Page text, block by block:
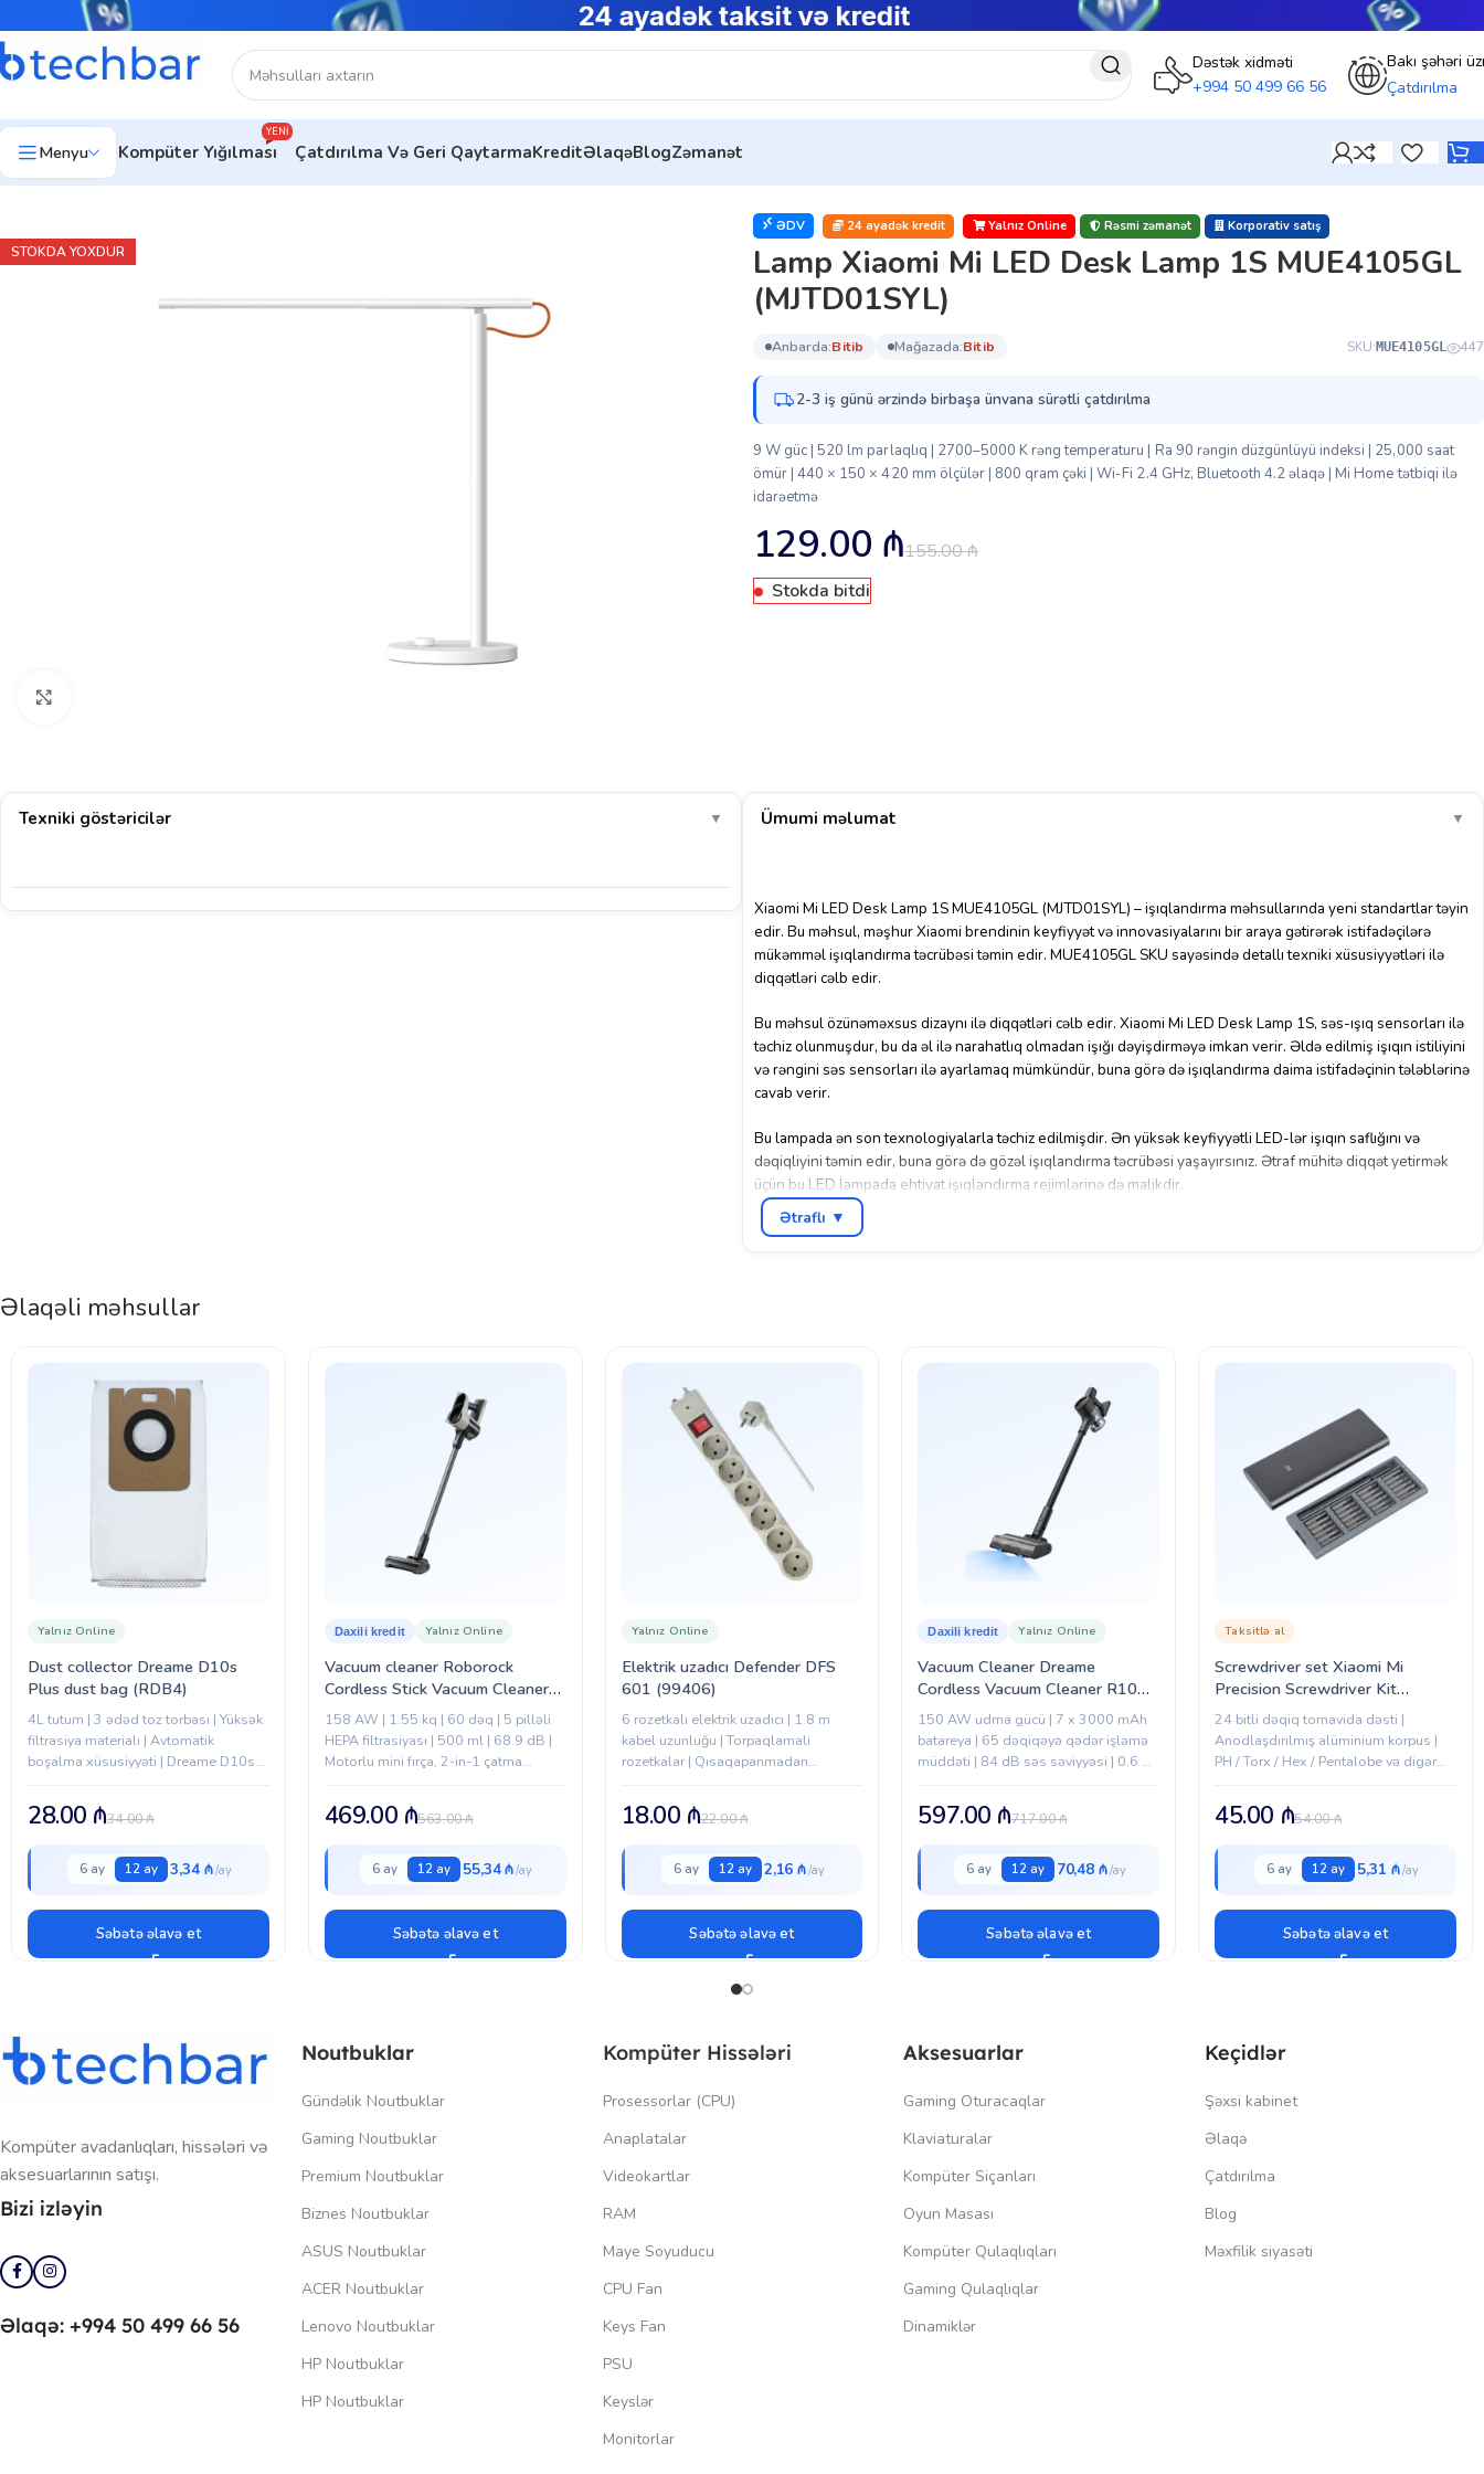
Dəstək xidməti
+994 50 499 66 56
Bakı şəhəri
Çatdırılma
Menyu Kompüter Yığılması
YENI
Çatdırılma Və Geri QaytarmaKreditƏlaqəBlogZəmanət
Ev Ev üçün texnologiya
STOKDA YOXDUR
ƏDV 24 ayadək kredit Yalnız Online Rəsmi zəmanət Korporativ satış
Lamp Xiaomi Mi LED Desk Lamp 1S MUE4105GL
(MJTD01SYL)
anbarda: bi̇ti̇b mağazada: bi̇ti̇b SKU:MUE4105GL 447
2-3 iş günü ərzində birbaşa ünvana sürətli çatdırılma
9 W güc | 520 lm parlaqlıq | 2700–5000 K rəng temperaturu | Ra 90 rəngin düzgünlüyü indeksi | 25,000 saat
ömür | 440 × 150 × 420 mm ölçülər | 800 qram çəki | Wi-Fi 2.4 GHz, Bluetooth 4.2 əlaqə | Mi Home tətbiqi ilə
idarəetmə
155.00₼
129.00 ₼
Stokda bitdi
Texniki göstəricilər ▼ Ümumi məlumat ▼
Xiaomi Mi LED Desk Lamp 1S MUE4105GL (MJTD01SYL) – işıqlandırma məhsullarında yeni standartlar təyin
edir. Bu məhsul, məşhur Xiaomi brendinin keyfiyyət və innovasiyalarını bir araya gətirərək istifadəçilərə
mükəmməl işıqlandırma təcrübəsi təmin edir. MUE4105GL SKU sayəsində detallı texniki xüsusiyyətləri ilə
diqqətləri cəlb edir.
Bu məhsul özünəməxsus dizaynı ilə diqqətləri cəlb edir. Xiaomi Mi LED Desk Lamp 1S, səs-ışıq sensorları ilə
təchiz olunmuşdur, bu da əl ilə narahatlıq olmadan işığı dəyişdirməyə imkan verir. Əldə edilmiş işıqın istiliyini
və rəngini səs sensorları ilə ayarlamaq mümkündür, buna görə də işıqlandırma daima istifadəçinin tələblərinə
cavab verir.
Bu lampada ən son texnologiyalarla təchiz edilmişdir. Ən yüksək keyfiyyətli LED-lər işıqın saflığını və
dəqiqliyini təmin edir, buna görə də gözəl işıqlandırma təcrübəsi yaşayırsınız. Ətraf mühitə diqqət yetirmək
üçün bu LED lampada ehtiyat işıqlandırma rejimlərinə də malikdir.
Ətraflı ▼
Əlaqəli məhsullar
Dust collector Dreame D10s
Plus dust bag (RDB4)
Yalnız Online
4L tutum | 3 ədəd toz torbası | Yüksək
filtrasiya materialı | Avtomatik
boşalma xüsusiyyəti | Dreame D10s
dəyişdirilə bilən
34.00₼
28.00 ₼
6 ay 12 ay 3,34 ₼
Səbətə əlavə et
Vacuum cleaner Roborock
Cordless Stick Vacuum Cleaner
H5 RU Черный (H8D1A51-07)
Daxili kredit Yalnız Online
158 AW | 1.55 kq | 60 dəq | 5 pilləli
HEPA filtrasiyası | 500 ml | 68.9 dB |
Motorlu mini fırça, 2-in-1 çatma
563.00₼
469.00 ₼
6 ay 12 ay 55,34 ₼
Səbətə əlavə et
Elektrik uzadıcı Defender DFS
601 (99406)
Yalnız Online
6 rozetkalı elektrik uzadıcı | 1.8 m
kabel uzunluğu | Torpaqlamalı
rozetkalar | Qısaqapanmadan
yüklənmədən qorunma | Gərginlik
sıçrayışlarına qarşı müdafiə
22.00₼
18.00 ₼
6 ay 12 ay 2,16 ₼
Səbətə əlavə et
Vacuum Cleaner Dreame
Cordless Vacuum Cleaner R10
Pro Aqua (VZV15A)
Daxili kredit Yalnız Online
150 AW udma gücü | 7 x 3000 mAh
batareya | 65 dəqiqəyə qədər işləmə
müddəti | 84 dB səs səviyyəsi | 0.6 L
717.00₼
597.00 ₼
6 ay 12 ay 70,48 ₼
Səbətə əlavə et
Screwdriver set Xiaomi Mi
Precision Screwdriver Kit
BHR4680GL (MJJXLSD002QW)
Taksitlə al
24 bitli dəqiq tornavida dəsti |
Anodlaşdırılmış alüminium korpus |
PH / Torx / Hex / Pentalobe və digər
dizayn | Telefon, noutbuk, saat...
54.00₼
45.00 ₼
6 ay 12 ay 5,31 ₼
Səbətə əlavə et
Kompüter avadanlıqları, hissələri və
aksesuarlarının satışı.
Bizi izləyin
Əlaqə: +994 50 499 66 56
Noutbuklar
Gündəlik Noutbuklar
Gaming Noutbuklar
Premium Noutbuklar
Biznes Noutbuklar
ASUS Noutbuklar
ACER Noutbuklar
Lenovo Noutbuklar
HP Noutbuklar
HP Noutbuklar
Kompüter Hissələri
Prosessorlar (CPU)
Anaplatalar
Videokartlar
RAM
Maye Soyuducu
CPU Fan
Keys Fan
PSU
Keyslər
Monitorlar
Aksesuarlar
Gaming Oturacaqlar
Klaviaturalar
Kompüter Siçanları
Oyun Masası
Kompüter Qulaqlıqları
Gaming Qulaqlıqlar
Dinamiklər
Keçidlər
Şəxsi kabinet
Əlaqə
Çatdırılma
Blog
Məxfilik siyasəti